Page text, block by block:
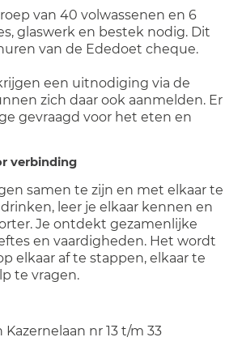
van 40 volwassenen en 6
glaswerk en bestek nodig. Dit
van de Ededoet cheque.
een uitnodiging via de
zich daar ook aanmelden. Er
gevraagd voor het eten en
verbinding
samen te zijn en met elkaar te
leer je elkaar kennen en
Je ontdekt gezamenlijke
en vaardigheden. Het wordt
elkaar af te stappen, elkaar te
te vragen.
nr 13 t/m 33